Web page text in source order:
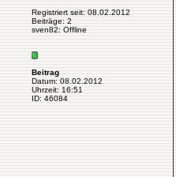
Registriert seit: 08.02.2012
Beiträge: 2
sven82: Offline
Beitrag
Datum: 08.02.2012
Uhrzeit: 16:51
ID: 46084